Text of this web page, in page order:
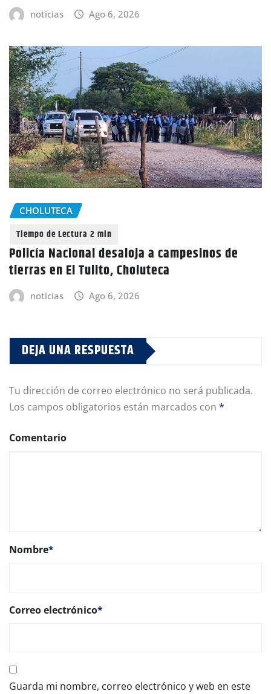
noticias Ago 6, 2026
CHOLUTECA
Policía Nacional desaloja a campesinos de
tierras en El Tulito, Choluteca
noticias Ago 6, 2026
DEJA UNA RESPUESTA
Tu dirección de correo electrónico no será publicada.
Los campos obligatorios están marcados con *
Comentario
Nombre*
Correo electrónico*
Guarda mi nombre, correo electrónico y web en este